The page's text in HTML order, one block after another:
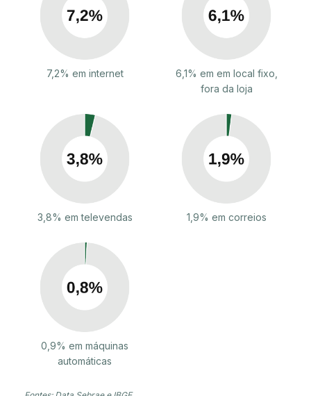
7,2% em internet
6,1% em em local fixo,
fora da loja
3,8% em televendas 1,9% em correios
0,9% em máquinas
automáticas